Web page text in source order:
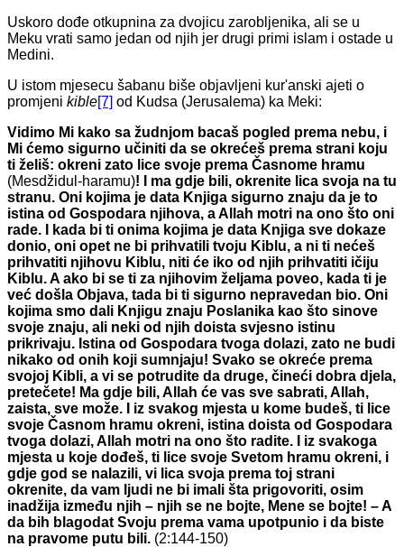
Uskoro dođe otkupnina za dvojicu zarobljenika, ali se u
Meku vrati samo jedan od njih jer drugi primi islam i ostade u
Medini.
U istom mjesecu šabanu biše objavljeni kur'anski ajeti o
promjeni kible[7] od Kudsa (Jerusalema) ka Meki:
Vidimo Mi kako sa žudnjom bacaš pogled prema nebu, i
Mi ćemo sigurno učiniti da se okrećeš prema strani koju
ti želiš: okreni zato lice svoje prema Časnome hramu
(Mesdžidul-haramu)! I ma gdje bili, okrenite lica svoja na tu
stranu. Oni kojima je data Knjiga sigurno znaju da je to
istina od Gospodara njihova, a Allah motri na ono što oni
rade. I kada bi ti onima kojima je data Knjiga sve dokaze
donio, oni opet ne bi prihvatili tvoju Kiblu, a ni ti nećeš
prihvatiti njihovu Kiblu, niti će iko od njih prihvatiti ičiju
Kiblu. A ako bi se ti za njihovim željama poveo, kada ti je
već došla Objava, tada bi ti sigurno nepravedan bio. Oni
kojima smo dali Knjigu znaju Poslanika kao što sinove
svoje znaju, ali neki od njih doista svjesno istinu
prikrivaju. Istina od Gospodara tvoga dolazi, zato ne budi
nikako od onih koji sumnjaju! Svako se okreće prema
svojoj Kibli, a vi se potrudite da druge, čineći dobra djela,
pretečete! Ma gdje bili, Allah će vas sve sabrati, Allah,
zaista, sve može. I iz svakog mjesta u kome budeš, ti lice
svoje Časnom hramu okreni, istina doista od Gospodara
tvoga dolazi, Allah motri na ono što radite. I iz svakoga
mjesta u koje dođeš, ti lice svoje Svetom hramu okreni, i
gdje god se nalazili, vi lica svoja prema toj strani
okrenite, da vam ljudi ne bi imali šta prigovoriti, osim
inadžija između njih – njih se ne bojte, Mene se bojte! – A
da bih blagodat Svoju prema vama upotpunio i da biste
na pravome putu bili. (2:144-150)